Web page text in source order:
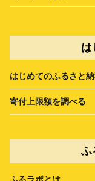
は
はじめてのふるさと
寄付上限額を調べる
ふ